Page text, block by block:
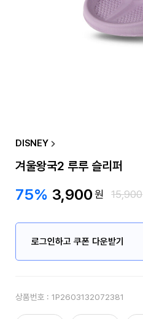
DISNEY
겨울왕국2 루루 슬리퍼
75% 3,900원 15,900
로그인하고 쿠폰 다운받기
상품번호 : 1P2603132072381